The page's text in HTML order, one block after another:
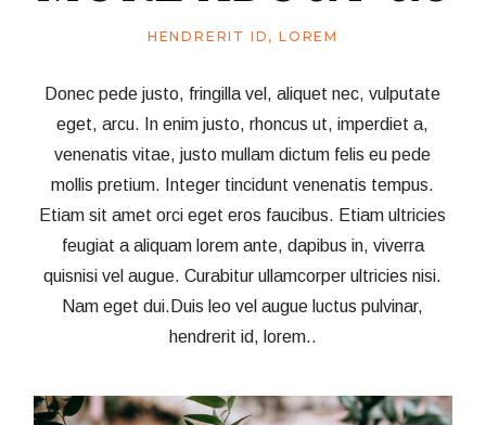
HENDRERIT ID, LOREM
Donec pede justo, fringilla vel, aliquet nec, vulputate
eget, arcu. In enim justo, rhoncus ut, imperdiet a,
venenatis vitae, justo mullam dictum felis eu pede
mollis pretium. Integer tincidunt venenatis tempus.
Etiam sit amet orci eget eros faucibus. Etiam ultricies
feugiat a aliquam lorem ante, dapibus in, viverra
quisnisi vel augue. Curabitur ullamcorper ultricies nisi.
Nam eget dui.Duis leo vel augue luctus pulvinar,
hendrerit id, lorem..